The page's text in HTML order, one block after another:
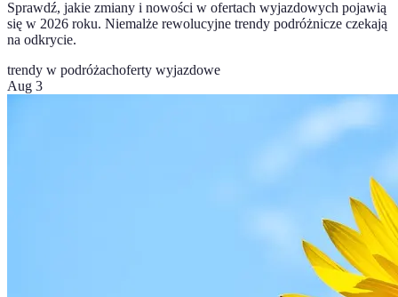
Sprawdź, jakie zmiany i nowości w ofertach wyjazdowych pojawią
się w 2026 roku. Niemalże rewolucyjne trendy podróżnicze czekają
na odkrycie.
trendy w podróżachoferty wyjazdowe
Aug 3